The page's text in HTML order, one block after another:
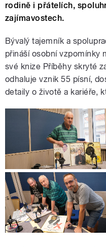
rodině i přátelích,
zajímavostech.
Bývalý tajemník a
přináší osobní vzpomínky
své knize Příběhy skryté
odhaluje vznik 55 písní,
detaily o životě a kariéře,